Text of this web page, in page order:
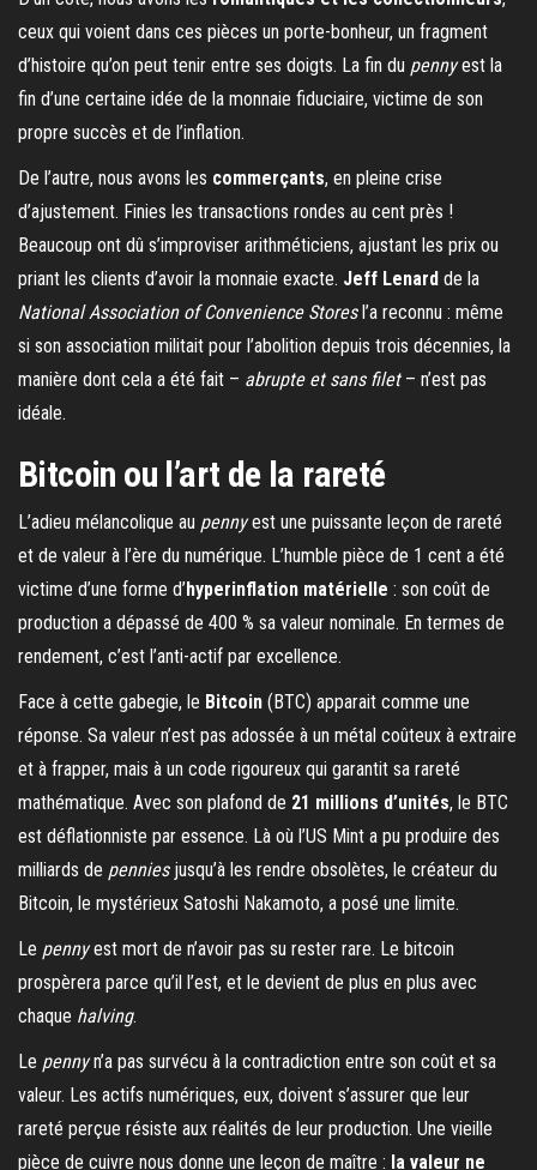
ceux qui voient dans ces pièces un porte-bonheur, un fragment
d’histoire qu’on peut tenir entre ses doigts. La fin du pennyest la
fin d’une certaine idée de la monnaie fiduciaire, victime de son
propre succès et de l’inflation.
De l’autre, nous avons les commerçants, en pleine crise
d’ajustement. Finies les transactions rondes au cent près !
Beaucoup ont dû s’improviser arithméticiens, ajustant les prix ou
priant les clients d’avoir la monnaie exacte. Jeff Lenard de la
National Association of Convenience Storesl’a reconnu : même
si son association militait pour l’abolition depuis trois décennies, la
manière dont cela a été fait – abrupte et sans filet– n’est pas
idéale.
Bitcoin ou l’art de la rareté
L’adieu mélancolique au pennyest une puissante leçon de rareté
et de valeur à l’ère du numérique. L’humble pièce de 1 cent a été
victime d’une forme d’hyperinflation matérielle : son coût de
production a dépassé de 400 % sa valeur nominale. En termes de
rendement, c’est l’anti-actif par excellence.
Face à cette gabegie, le Bitcoin (BTC) apparait comme une
réponse. Sa valeur n’est pas adossée à un métal coûteux à extraire
et à frapper, mais à un code rigoureux qui garantit sa rareté
mathématique. Avec son plafond de 21 millions d’unités, le BTC
est déflationniste par essence. Là où l’US Mint a pu produire des
milliards de penniesjusqu’à les rendre obsolètes, le créateur du
Bitcoin, le mystérieux Satoshi Nakamoto, a posé une limite.
Le pennyest mort de n’avoir pas su rester rare. Le bitcoin
prospèrera parce qu’il l’est, et le devient de plus en plus avec
chaque halving.
Le pennyn’a pas survécu à la contradiction entre son coût et sa
valeur. Les actifs numériques, eux, doivent s’assurer que leur
rareté perçue résiste aux réalités de leur production. Une vieille
pièce de cuivre nous donne une leçon de maître : la valeur ne